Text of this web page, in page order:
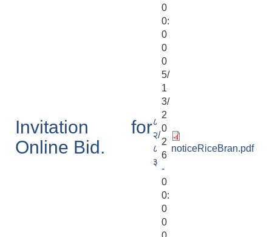
0
0:
0
0
Invitation for
Online Bid.
८
२/
८
३
0
5/
1
3/
2
0
2
6
-
0
0:
0
0
noticeRiceBran.pdf